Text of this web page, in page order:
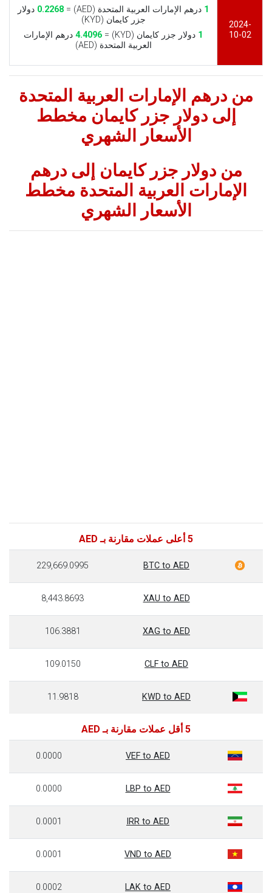
2024-
10-02
1 درهم الإمارات العربية المتحدة (AED) = 0.2268 دولار
جزر كايمان (KYD)
1 دولار جزر كايمان (KYD) = 4.4096 درهم الإمارات
العربية المتحدة (AED)
من درهم الإمارات العربية المتحدة
إلى دولار جزر كايمان مخطط
الأسعار الشهري
من دولار جزر كايمان إلى درهم
الإمارات العربية المتحدة مخطط
الأسعار الشهري
5 أعلى عملات مقارنة بـ AED
BTC to AED
229,669.0995
XAU to AED
8,443.8693
XAG to AED
106.3881
CLF to AED
109.0150
KWD to AED
11.9818
5 أقل عملات مقارنة بـ AED
VEF to AED
0.0000
LBP to AED
0.0000
IRR to AED
0.0001
VND to AED
0.0001
LAK to AED
0.0002